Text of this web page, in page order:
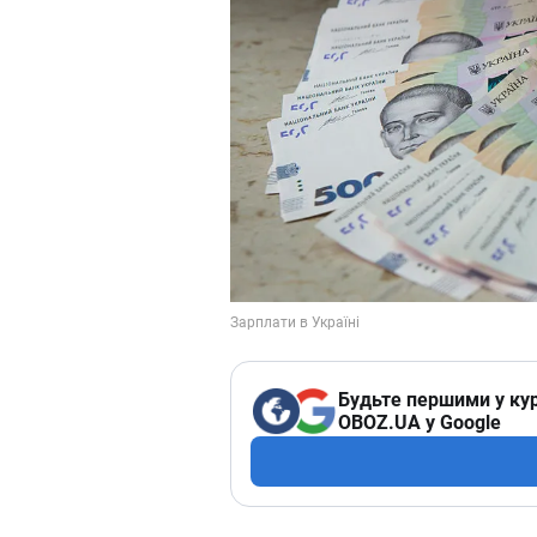
Будьте першими у
OBOZ.UA у Google